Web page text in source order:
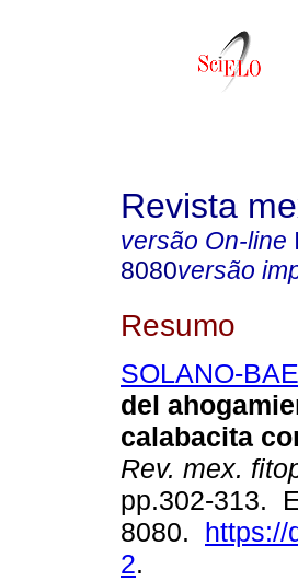
Revista
versão On-line
8080versão
Resumo
SOLANO-
del
calabacita
Rev. mex.
pp.302-313.
8080. https://
2.